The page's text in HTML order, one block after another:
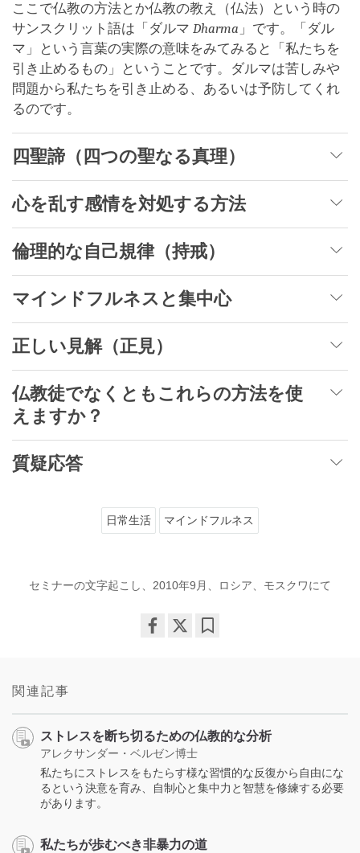
ここで仏教の方法とか仏教の教え（仏法）という時の
サンスクリット語は「ダルマ Dharma 」です。「ダル
マ」という言葉の実際の意味をみてみると「私たちを
引き止めるもの」ということです。ダルマは苦しみや
問題から私たちを引き止める、あるいは予防してくれ
るのです。
四聖諦（四つの聖なる真理）
心を乱す感情を対処する方法
倫理的な自己規律（持戒）
マインドフルネスと集中心
正しい見解（正見）
仏教徒でなくともこれらの方法を使
えますか？
質疑応答
日常生活 マインドフルネス
セミナーの文字起こし、2010年9月、ロシア、モスクワにて
関連記事
ストレスを断ち切るための仏教的な分析
アレクサンダー・ベルゼン博士
私たちにストレスをもたらす様な習慣的な反復から自由にな
るという決意を育み、自制心と集中力と智慧を修練する必要
があります。
私たちが歩むべき非暴力の道